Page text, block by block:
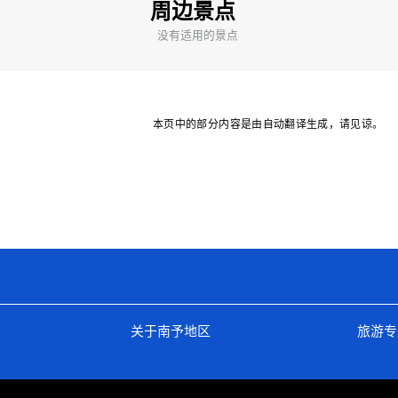
周边景点
没有适用的景点
本页中的部分内容是由自动翻译生成，请见谅。
关于南予地区 旅游